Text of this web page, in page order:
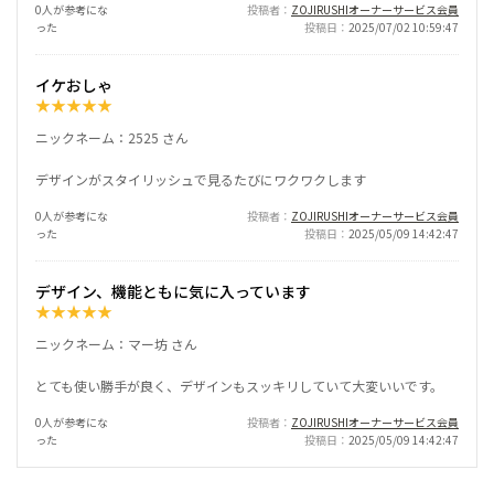
0人が参考にな
った
投稿者
ZOJIRUSHIオーナーサービス会員
投稿日
2025/07/02 10:59:47
イケおしゃ
★★★★★
ニックネーム：2525 さん
デザインがスタイリッシュで見るたびにワクワクします
0人が参考にな
った
投稿者
ZOJIRUSHIオーナーサービス会員
投稿日
2025/05/09 14:42:47
デザイン、機能ともに気に入っています
★★★★★
ニックネーム：マー坊 さん
とても使い勝手が良く、デザインもスッキリしていて大変いいです。
0人が参考にな
った
投稿者
ZOJIRUSHIオーナーサービス会員
投稿日
2025/05/09 14:42:47